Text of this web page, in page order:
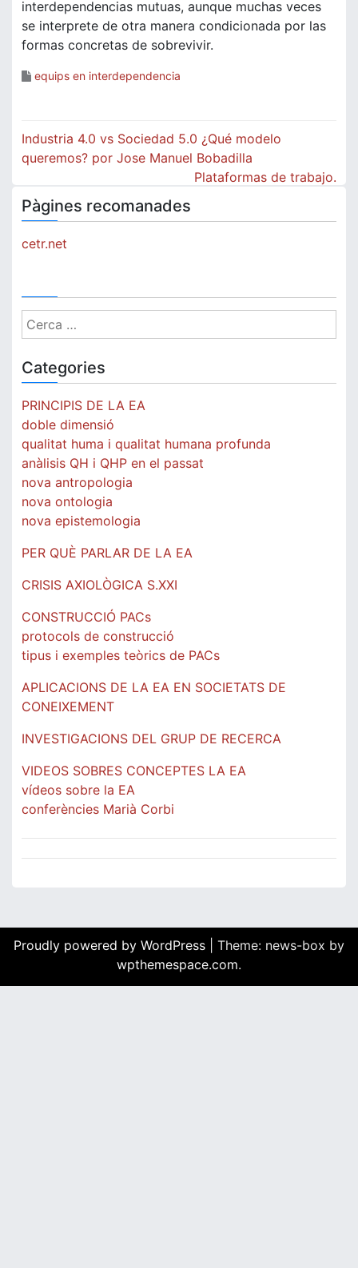
interdependencias mutuas, aunque muchas veces
se interprete de otra manera condicionada por las
formas concretas de sobrevivir.
equips en interdependencia
Navegació
d'entrades
Industria 4.0 vs Sociedad 5.0 ¿Qué modelo
queremos? por Jose Manuel Bobadilla
Plataformas de trabajo.
Pàgines recomanades
cetr.net
Cerca:
Categories
PRINCIPIS DE LA EA
doble dimensió
qualitat huma i qualitat humana profunda
anàlisis QH i QHP en el passat
nova antropologia
nova ontologia
nova epistemologia
PER QUÈ PARLAR DE LA EA
CRISIS AXIOLÒGICA S.XXI
CONSTRUCCIÓ PACs
protocols de construcció
tipus i exemples teòrics de PACs
APLICACIONS DE LA EA EN SOCIETATS DE
CONEIXEMENT
INVESTIGACIONS DEL GRUP DE RECERCA
VIDEOS SOBRES CONCEPTES LA EA
vídeos sobre la EA
conferències Marià Corbi
Proudly powered by WordPress
Theme: news-box by
wpthemespace.com.